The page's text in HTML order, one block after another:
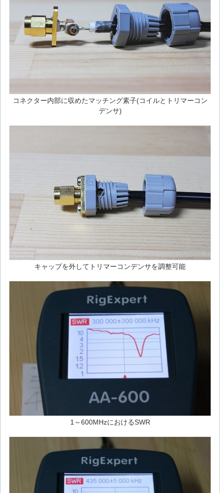
コネクター内部に収めたマッチング素子(コイルとトリマーコン
デンサ)
キャップを外してトリマーコンデンサを調整可能
1～600MHzにおけるSWR